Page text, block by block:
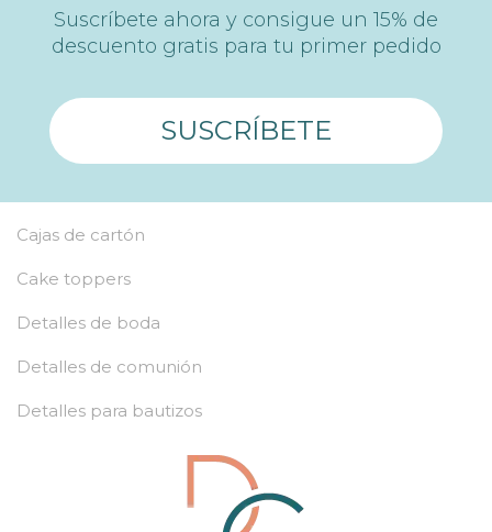
Suscríbete ahora y consigue un 15% de
descuento gratis para tu primer pedido
SUSCRÍBETE
Cajas de cartón
Cake toppers
Detalles de boda
Detalles de comunión
Detalles para bautizos